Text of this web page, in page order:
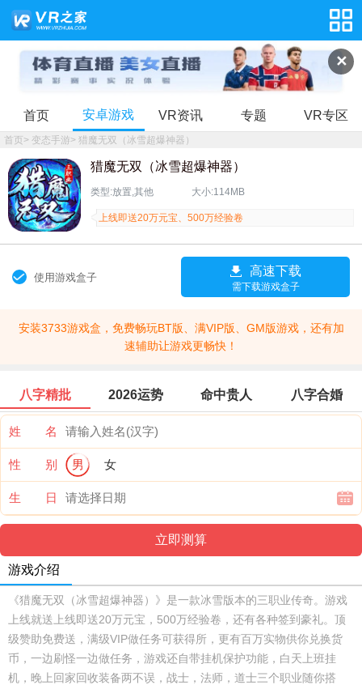
✕
首页 安卓游戏 VR资讯 专题 VR专区
首页> 变态手游> 猎魔无双（冰雪超爆神器）
猎魔无双（冰雪超爆神器）
类型:放置,其他 大小:114MB
上线即送20万元宝、500万经验卷
使用游戏盒子 高速下载
需下载游戏盒子
安装3733游戏盒，免费畅玩BT版、满VIP版、GM版游戏，还有加
速辅助让游戏更畅快！
八字精批 2026运势 命中贵人 八字合婚
姓 名
性 别 男 女
生 日
游戏介绍
《猎魔无双（冰雪超爆神器）》是一款冰雪版本的三职业传奇。游戏
上线就送上线即送20万元宝，500万经验卷，还有各种签到豪礼。顶
级赞助免费送，满级VIP做任务可获得所，更有百万实物供你兑换货
币，一边刷怪一边做任务，游戏还自带挂机保护功能，白天上班挂
机，晚上回家回收装备两不误，战士，法师，道士三个职业随你搭